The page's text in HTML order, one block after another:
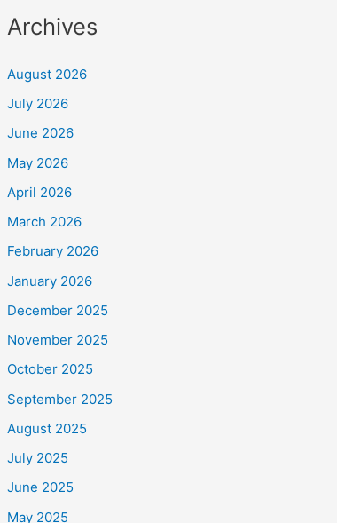
Archives
August 2026
July 2026
June 2026
May 2026
April 2026
March 2026
February 2026
January 2026
December 2025
November 2025
October 2025
September 2025
August 2025
July 2025
June 2025
May 2025